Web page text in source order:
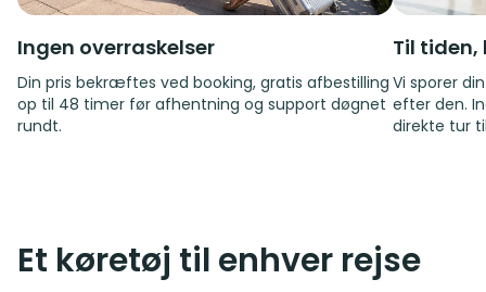
Ingen overraskelser
Din pris bekræftes ved booking, gratis afbestilling
op til 48 timer før afhentning og support døgnet
rundt.
Til tiden,
Vi sporer
efter den.
direkte tur
Et køretøj til enhver rejse